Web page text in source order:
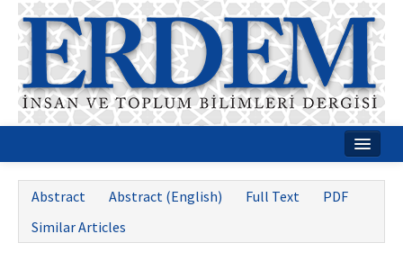
Journal Boards
Abstract Abstract (English) Full Text
PDF
Similar Articles